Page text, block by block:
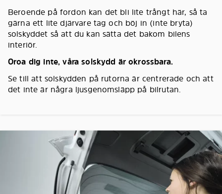
Beroende på fordon kan det bli lite trångt här, så ta
gärna ett lite djärvare tag och böj in (inte bryta)
solskyddet så att du kan sätta det bakom bilens
interiör.
Oroa dig inte, våra solskydd är okrossbara.
Se till att solskydden på rutorna är centrerade och att
det inte är några ljusgenomsläpp på bilrutan.